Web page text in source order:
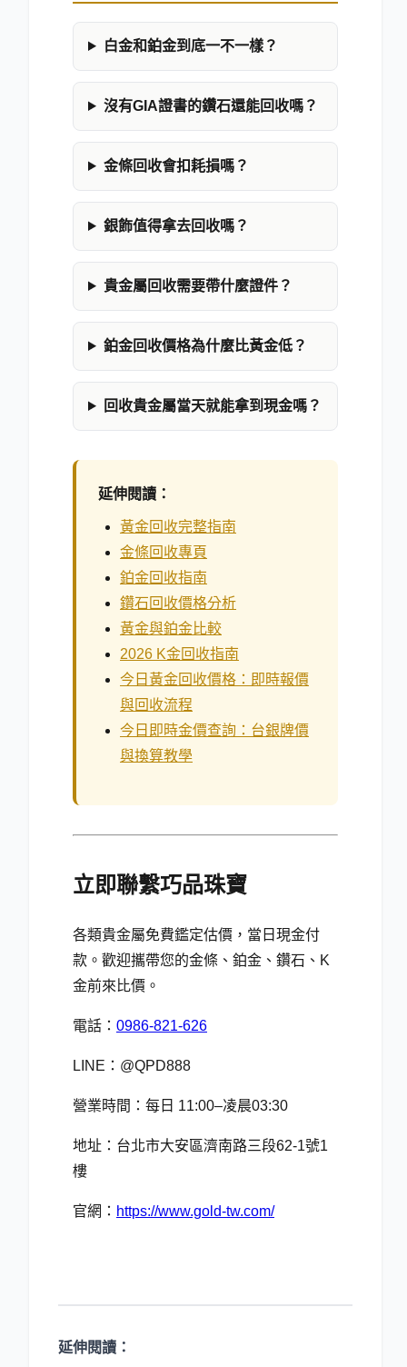
白金和鉑金到底一不一樣？
沒有GIA證書的鑽石還能回收嗎？
金條回收會扣耗損嗎？
銀飾值得拿去回收嗎？
貴金屬回收需要帶什麼證件？
鉑金回收價格為什麼比黃金低？
回收貴金屬當天就能拿到現金嗎？
延伸閱讀：
黃金回收完整指南
金條回收專頁
鉑金回收指南
鑽石回收價格分析
黃金與鉑金比較
2026 K金回收指南
今日黃金回收價格：即時報價
與回收流程
今日即時金價查詢：台銀牌價
與換算教學
立即聯繫巧品珠寶
各類貴金屬免費鑑定估價，當日現金付
款。歡迎攜帶您的金條、鉑金、鑽石、K
金前來比價。
電話： 0986-821-626
LINE：@QPD888
營業時間：每日 11:00–凌晨03:30
地址：台北市大安區濟南路三段62-1號1
樓
官網： https://www.gold-tw.com/
延伸閱讀：